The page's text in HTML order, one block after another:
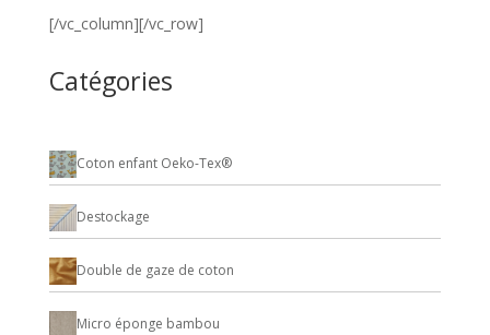
Catégories
Coton enfant Oeko-Tex®
Destockage
Double de gaze de coton
Micro éponge bambou
[/vc_column][/vc_row]